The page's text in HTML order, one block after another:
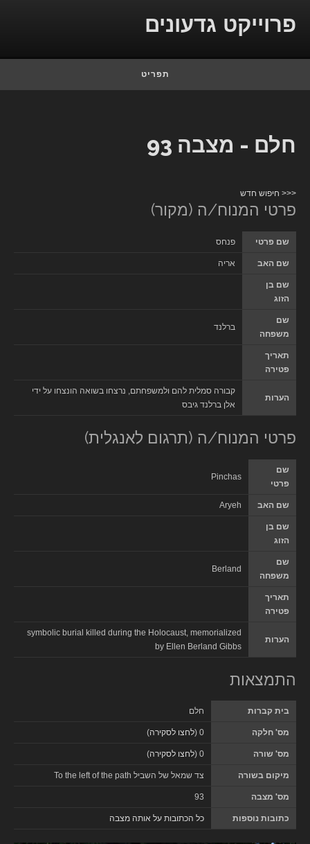
פרוייקט גדעונים
תפריט
חלם - מצבה 93
<<< חיפוש חדש
פרטי המנוח/ה (מקור)
שם פרטי פנחס
שם האב אריה
שם בן
הזוג
שם
משפחה
ברלנד
תאריך
פטירה
הערות
קבורה סמלית להם ולמשפחתם, נרצחו בשואה הונצחו על ידי
אלן ברלנד גיבס
פרטי המנוח/ה (תרגום לאנגלית)
שם
פרטי
Pinchas
שם האב Aryeh
שם בן
הזוג
שם
משפחה
Berland
תאריך
פטירה
הערות
symbolic burial killed during the Holocaust, memorialized
by Ellen Berland Gibbs
התמצאות
בית קברות חלם
מס' חלקה 0 ( לחצו לסקירה)
מס' שורה 0 ( לחצו לסקירה)
מיקום בשורה צד שמאל של השביל To the left of the path
מס' מצבה 93
כתובות נוספות כל הכתובות על אותה מצבה